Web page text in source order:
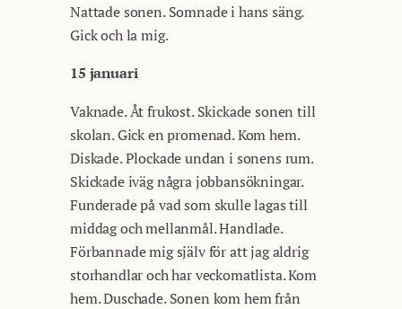
Nattade sonen. Somnade i hans säng.
Gick och la mig.
15 januari
Vaknade. Åt frukost. Skickade sonen till
skolan. Gick en promenad. Kom hem.
Diskade. Plockade undan i sonens rum.
Skickade iväg några jobbansökningar.
Funderade på vad som skulle lagas till
middag och mellanmål. Handlade.
Förbannade mig själv för att jag aldrig
storhandlar och har veckomatlista. Kom
hem. Duschade. Sonen kom hem från